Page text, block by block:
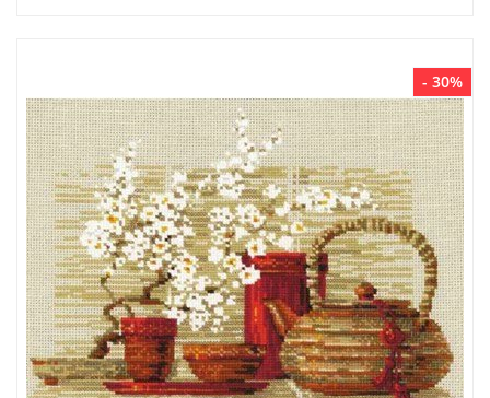
- 30%